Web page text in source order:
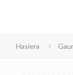
Hasiera